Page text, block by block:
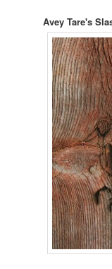
Avey Tare's